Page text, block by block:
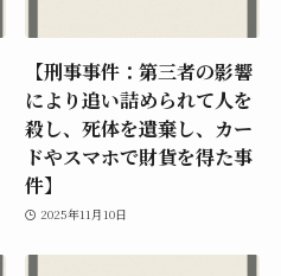
【刑事事件：第三者の影響
により追い詰められて人を
殺し、死体を遺棄し、カー
ドやスマホで財貨を得た事
件】
2025年11月10日